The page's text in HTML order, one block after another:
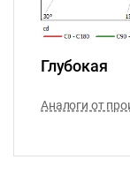
Глубокая
Аналоги от